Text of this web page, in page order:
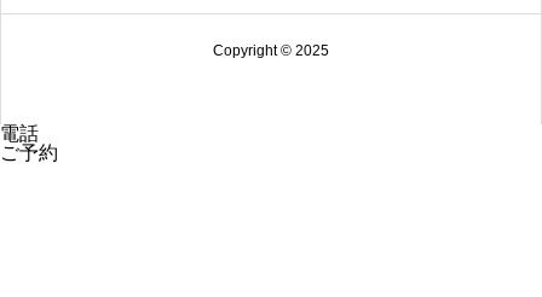
Copyright © 2025
電話
ご予約